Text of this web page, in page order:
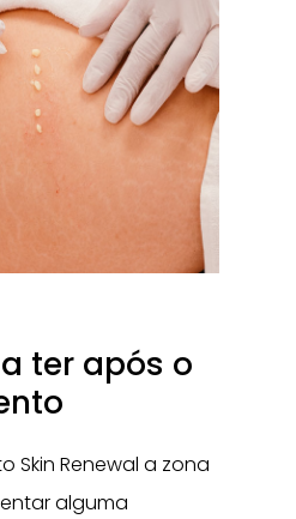
ter após o
Skin Renewal a zona
alguma